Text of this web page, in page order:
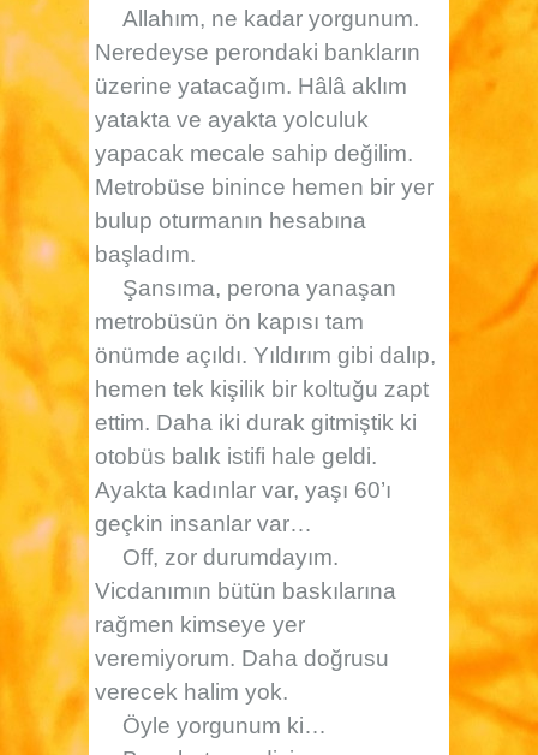
Allahım, ne kadar yorgunum.
Neredeyse perondaki bankların
üzerine yatacağım. Hâlâ aklım
yatakta ve ayakta yolculuk
yapacak mecale sahip değilim.
Metrobüse binince hemen bir yer
bulup oturmanın hesabına
başladım.
Şansıma, perona yanaşan
metrobüsün ön kapısı tam
önümde açıldı. Yıldırım gibi dalıp,
hemen tek kişilik bir koltuğu zapt
ettim. Daha iki durak gitmiştik ki
otobüs balık istifi hale geldi.
Ayakta kadınlar var, yaşı 60’ı
geçkin insanlar var…
Off, zor durumdayım.
Vicdanımın bütün baskılarına
rağmen kimseye yer
veremiyorum. Daha doğrusu
verecek halim yok.
Öyle yorgunum ki…